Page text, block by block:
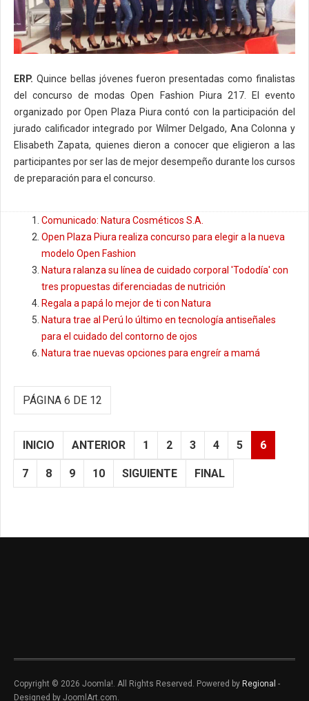
ERP. Quince bellas jóvenes fueron presentadas como finalistas
del concurso de modas Open Fashion Piura 217. El evento
organizado por Open Plaza Piura contó con la participación del
jurado calificador integrado por Wilmer Delgado, Ana Colonna y
Elisabeth Zapata, quienes dieron a conocer que eligieron a las
participantes por ser las de mejor desempeño durante los cursos
de preparación para el concurso.
Comunicado: Natura Cosméticos S.A.
Open Plaza Piura realiza concurso para elegir a la nueva
modelo Open Fashion
Natura ralanza su línea de cuidado corporal 'Tododía' con
tres propuestas diferenciadas de nutrición
Regala a papá lo mejor de ti con Natura
Natura trae al Perú lo último en tecnología antiseñales
para el cuidado del contorno de ojos
Natura trae nuevas opciones para engreír a mamá
PÁGINA 6 DE 12
INICIO ANTERIOR 1 2 3 4 5 6
7 8 9 10 SIGUIENTE FINAL
Copyright © 2026 Joomla!. All Rights Reserved. Powered by Regional -
Designed by JoomlArt.com.